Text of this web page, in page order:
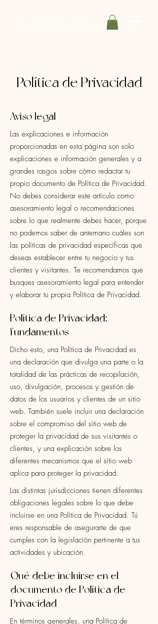
Política de Privacidad
Aviso legal
Las explicaciones e información
proporcionadas en esta página son solo
explicaciones e información generales y a
grandes rasgos sobre cómo redactar tu
propio documento de Política de Privacidad.
No debes considerar este artículo como
asesoramiento legal o recomendaciones
sobre lo que realmente debes hacer, porque
no podemos saber de antemano cuáles son
las políticas de privacidad específicas que
deseas establecer entre tu negocio y tus
clientes y visitantes. Te recomendamos que
busques asesoramiento legal para entender
y elaborar tu propia Política de Privacidad.
Política de Privacidad:
fundamentos
Dicho esto, una Política de Privacidad es
una declaración que divulga una parte o la
totalidad de las prácticas de recopilación,
uso, divulgación, procesos y gestión de
datos de los usuarios y clientes de un sitio
web. También suele incluir una declaración
sobre el compromiso del sitio web de
proteger la privacidad de sus visitantes o
clientes, y una explicación sobre los
diferentes mecanismos que el sitio web
aplica para proteger la privacidad.
Las distintas jurisdicciones tienen diferentes
obligaciones legales sobre lo que debe
incluirse en una Política de Privacidad. Tú
eres responsable de asegurarte de que
cumples con la legislación pertinente a tus
actividades y ubicación.
Qué debe incluirse en el
documento de Política de
Privacidad
En términos generales, una Política de